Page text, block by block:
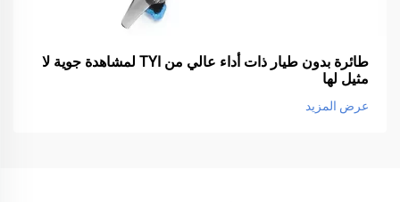
طائرة بدون طيار ذات أداء عالي من TYI لمشاهدة جوية لا
مثيل لها
عرض المزيد